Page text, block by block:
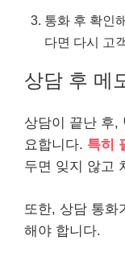
통화 후 확인
다면 다시 고
상담 후 메
상담이 끝난 후,
요합니다. 특히
두면 잊지 않고
또한, 상담 통화
해야 합니다.